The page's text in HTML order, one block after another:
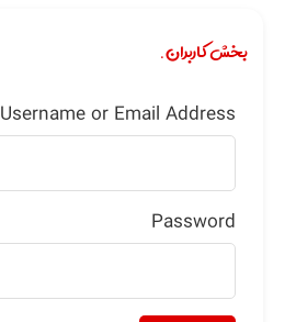
بخش کاربران.
Username or Email Address
Password